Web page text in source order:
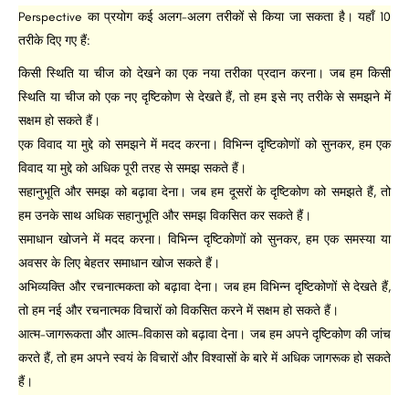
Perspective का प्रयोग कई अलग-अलग तरीकों से किया जा सकता है। यहाँ 10
तरीके दिए गए हैं:
किसी स्थिति या चीज को देखने का एक नया तरीका प्रदान करना। जब हम किसी
स्थिति या चीज को एक नए दृष्टिकोण से देखते हैं, तो हम इसे नए तरीके से समझने में
सक्षम हो सकते हैं।
एक विवाद या मुद्दे को समझने में मदद करना। विभिन्न दृष्टिकोणों को सुनकर, हम एक
विवाद या मुद्दे को अधिक पूरी तरह से समझ सकते हैं।
सहानुभूति और समझ को बढ़ावा देना। जब हम दूसरों के दृष्टिकोण को समझते हैं, तो
हम उनके साथ अधिक सहानुभूति और समझ विकसित कर सकते हैं।
समाधान खोजने में मदद करना। विभिन्न दृष्टिकोणों को सुनकर, हम एक समस्या या
अवसर के लिए बेहतर समाधान खोज सकते हैं।
अभिव्यक्ति और रचनात्मकता को बढ़ावा देना। जब हम विभिन्न दृष्टिकोणों से देखते हैं,
तो हम नई और रचनात्मक विचारों को विकसित करने में सक्षम हो सकते हैं।
आत्म-जागरूकता और आत्म-विकास को बढ़ावा देना। जब हम अपने दृष्टिकोण की जांच
करते हैं, तो हम अपने स्वयं के विचारों और विश्वासों के बारे में अधिक जागरूक हो सकते
हैं।